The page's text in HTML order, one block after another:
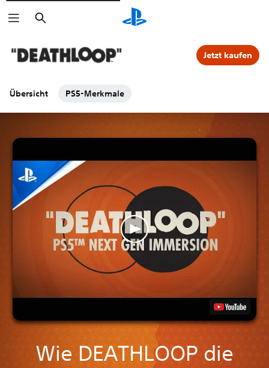
Suchen
Übersicht PS5-Merkmale
Jetzt kaufen
Wie DEATHLOOP die